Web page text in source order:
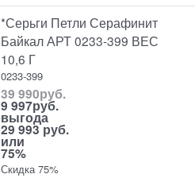
*Серьги Петли Серафинит
Байкал АРТ 0233-399 ВЕС
10,6 Г
0233-399
39 990руб.
9 997руб.
выгода
29 993 руб.
или
75%
Скидка 75%